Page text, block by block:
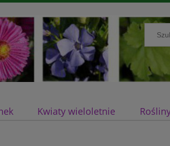
Kwiaty wieloletnie